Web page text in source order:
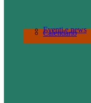
Calendario
Eventi e news